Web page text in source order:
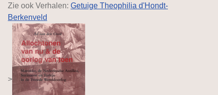
Zie ook Verhalen: Getuige Theophilia d'Hondt-
Berkenveld
>